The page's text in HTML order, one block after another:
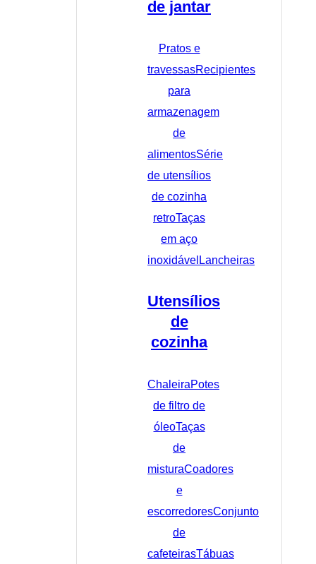
de jantar
Pratos e
travessasRecipientes
para
armazenagem
de
alimentosSérie
de utensílios
de cozinha
retroTaças
em aço
inoxidável Lancheiras
Utensílios
de
cozinha
ChaleiraPotes
de filtro de
óleoTaças
de
misturaCoadores
e
escorredoresConjunto
de
cafeteirasTábuas